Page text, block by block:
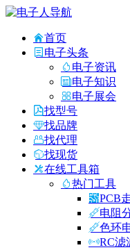
首页
电子头条
电子资讯
电子知识
电子展会
找型号
找品牌
找代理
找现货
在线工具箱
热门工具
PCB
电阻
色环
RC滤